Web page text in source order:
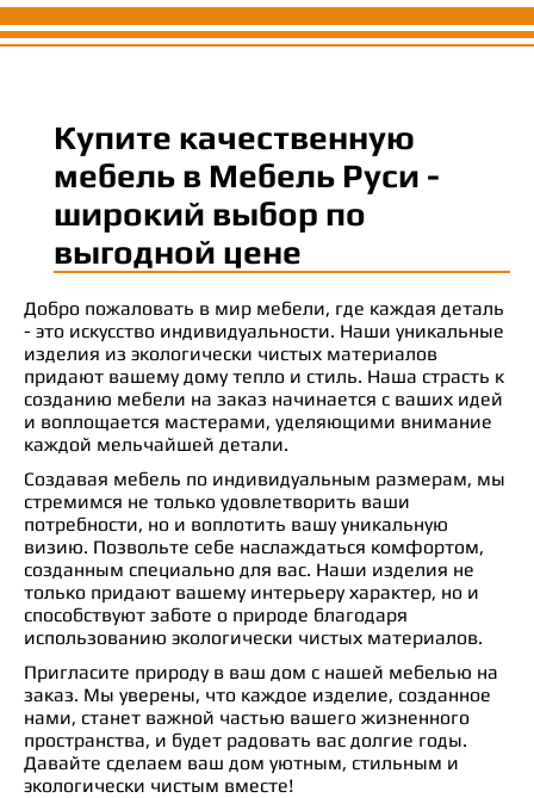
Купите качественную
мебель в Мебель Руси -
широкий выбор по
выгодной цене
Добро пожаловать в мир мебели, где каждая деталь
- это искусство индивидуальности. Наши уникальные
изделия из экологически чистых материалов
придают вашему дому тепло и стиль. Наша страсть к
созданию мебели на заказ начинается с ваших идей
и воплощается мастерами, уделяющими внимание
каждой мельчайшей детали.
Создавая мебель по индивидуальным размерам, мы
стремимся не только удовлетворить ваши
потребности, но и воплотить вашу уникальную
визию. Позвольте себе наслаждаться комфортом,
созданным специально для вас. Наши изделия не
только придают вашему интерьеру характер, но и
способствуют заботе о природе благодаря
использованию экологически чистых материалов.
Пригласите природу в ваш дом с нашей мебелью на
заказ. Мы уверены, что каждое изделие, созданное
нами, станет важной частью вашего жизненного
пространства, и будет радовать вас долгие годы.
Давайте сделаем ваш дом уютным, стильным и
экологически чистым вместе!